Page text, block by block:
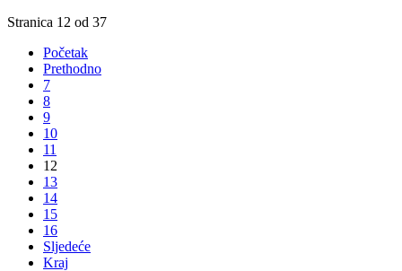
Stranica 12 od 37
Početak
Prethodno
7
8
9
10
11
12
13
14
15
16
Sljedeće
Kraj